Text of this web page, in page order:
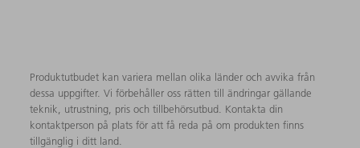
Produktutbudet kan variera mellan olika länder och avvika från
dessa uppgifter. Vi förbehåller oss rätten till ändringar gällande
teknik, utrustning, pris och tillbehörsutbud. Kontakta din
kontaktperson på plats för att få reda på om produkten finns
tillgänglig i ditt land.